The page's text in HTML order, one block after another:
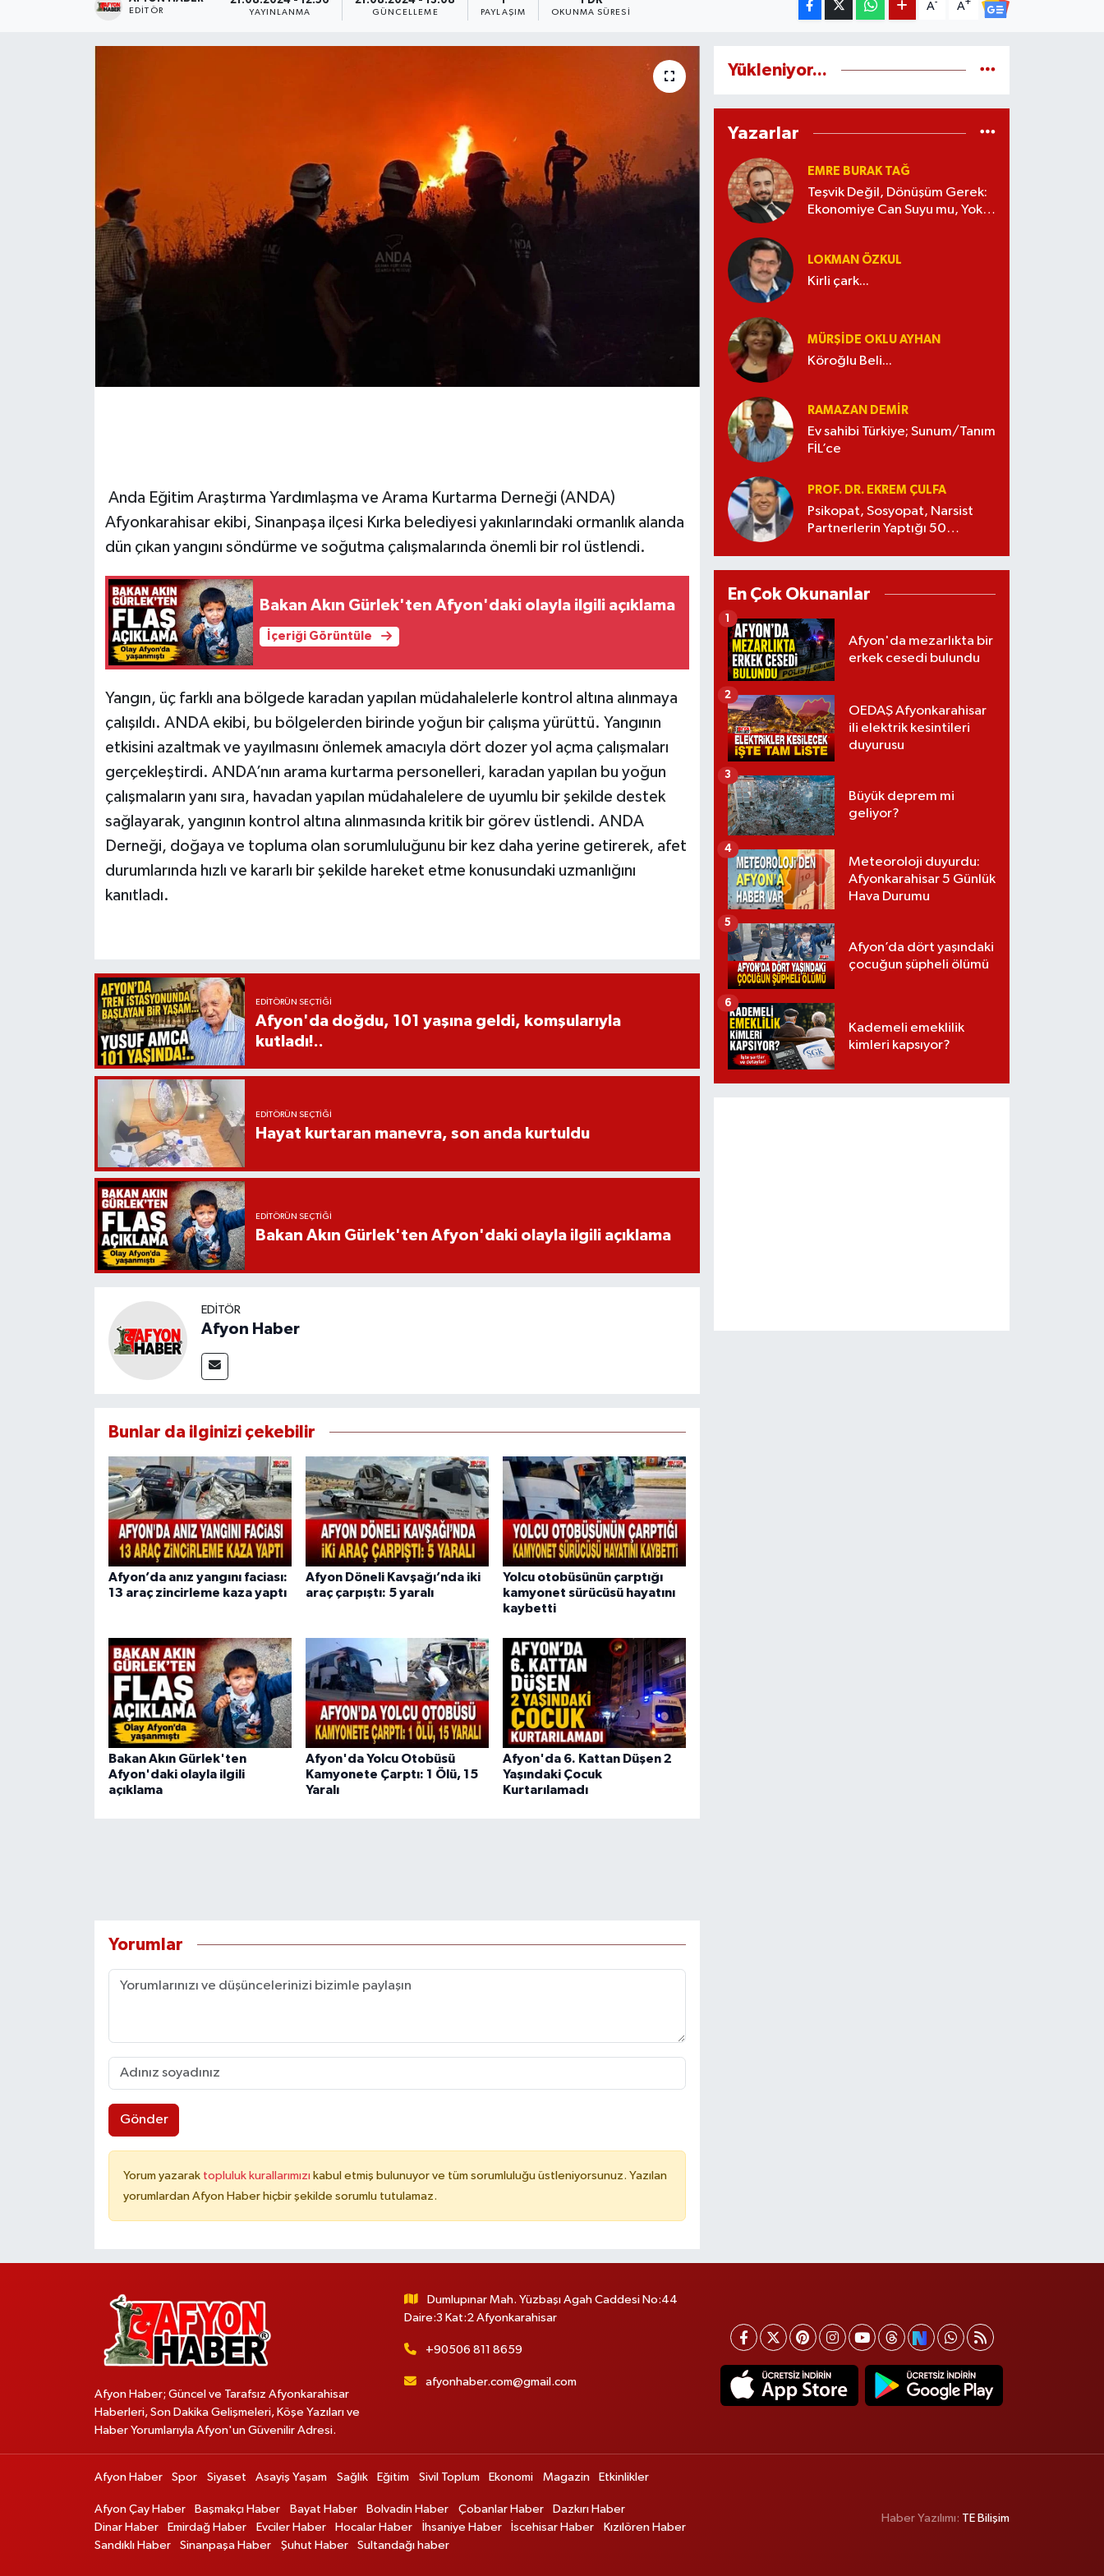
EDITÖR YAYINLANMA GÜNCELLEME PAYLAŞIM OKUNMA SÜRESI
A- A+
Anda Eğitim Araştırma Yardımlaşma ve Arama Kurtarma Derneği (ANDA)
Afyonkarahisar ekibi, Sinanpaşa ilçesi Kırka belediyesi yakınlarındaki ormanlık alanda
dün çıkan yangını söndürme ve soğutma çalışmalarında önemli bir rol üstlendi.
Bakan Akın Gürlek'ten Afyon'daki olayla ilgili açıklama
İçeriği Görüntüle
Yangın, üç farklı ana bölgede karadan yapılan müdahalelerle kontrol altına alınmaya
çalışıldı. ANDA ekibi, bu bölgelerden birinde yoğun bir çalışma yürüttü. Yangının
etkisini azaltmak ve yayılmasını önlemek amacıyla dört dozer yol açma çalışmaları
gerçekleştirdi. ANDA’nın arama kurtarma personelleri, karadan yapılan bu yoğun
çalışmaların yanı sıra, havadan yapılan müdahalelere de uyumlu bir şekilde destek
sağlayarak, yangının kontrol altına alınmasında kritik bir görev üstlendi. ANDA
Derneği, doğaya ve topluma olan sorumluluğunu bir kez daha yerine getirerek, afet
durumlarında hızlı ve kararlı bir şekilde hareket etme konusundaki uzmanlığını
kanıtladı.
EDITÖRÜN SEÇTIĞI
Afyon'da doğdu, 101 yaşına geldi, komşularıyla
kutladı!..
EDITÖRÜN SEÇTIĞI
Hayat kurtaran manevra, son anda kurtuldu
EDITÖRÜN SEÇTIĞI
Bakan Akın Gürlek'ten Afyon'daki olayla ilgili açıklama
EDITÖR
Afyon Haber
Bunlar da ilginizi çekebilir
Afyon’da anız yangını faciası:
13 araç zincirleme kaza yaptı
Afyon Döneli Kavşağı’nda iki
araç çarpıştı: 5 yaralı
Yolcu otobüsünün çarptığı
kamyonet sürücüsü hayatını
kaybetti
Bakan Akın Gürlek'ten
Afyon'daki olayla ilgili
açıklama
Afyon'da Yolcu Otobüsü
Kamyonete Çarptı: 1 Ölü, 15
Yaralı
Afyon'da 6. Kattan Düşen 2
Yaşındaki Çocuk
Kurtarılamadı
Yorumlar
Gönder
Yorum yazarak topluluk kurallarımızı kabul etmiş bulunuyor ve tüm sorumluluğu üstleniyorsunuz. Yazılan
yorumlardan Afyon Haber hiçbir şekilde sorumlu tutulamaz.
Yükleniyor...
Yazarlar
EMRE BURAK TAĞ
Teşvik Değil, Dönüşüm Gerek:
Ekonomiye Can Suyu mu, Yoksa
LOKMAN ÖZKUL
Kirli çark...
MÜRŞIDE OKLU AYHAN
Köroğlu Beli...
RAMAZAN DEMİR
Ev sahibi Türkiye; Sunum/Tanım
FİL’ce
PROF. DR. EKREM ÇULFA
Psikopat, Sosyopat, Narsist
Partnerlerin Yaptığı 50
En Çok Okunanlar
Afyon'da mezarlıkta bir
erkek cesedi bulundu
1
OEDAŞ Afyonkarahisar
ili elektrik kesintileri
duyurusu
2
Büyük deprem mi
geliyor?
3
Meteoroloji duyurdu:
Afyonkarahisar 5 Günlük
Hava Durumu
4
Afyon’da dört yaşındaki
çocuğun şüpheli ölümü
5
Kademeli emeklilik
kimleri kapsıyor?
6
Afyon Haber; Güncel ve Tarafsız Afyonkarahisar
Haberleri, Son Dakika Gelişmeleri, Köşe Yazıları ve
Haber Yorumlarıyla Afyon'un Güvenilir Adresi.
Dumlupınar Mah. Yüzbaşı Agah Caddesi No:44
Daire:3 Kat:2 Afyonkarahisar
+90506 811 8659
afyonhaber.com@gmail.com
Afyon Haber Spor Siyaset Asayiş Yaşam Sağlık Eğitim Sivil Toplum Ekonomi Magazin Etkinlikler
Afyon Çay Haber Başmakçı Haber Bayat Haber Bolvadin Haber Çobanlar Haber
Dazkırı Haber
Dinar Haber
Emirdağ Haber Evciler Haber Hocalar Haber İhsaniye Haber İscehisar Haber
Kızılören Haber
Sandıklı Haber
Sinanpaşa Haber Şuhut Haber Sultandağı haber
Haber Yazılımı: TE Bilişim